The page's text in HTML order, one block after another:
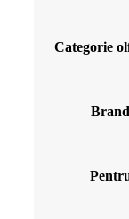
Categorie
Brand